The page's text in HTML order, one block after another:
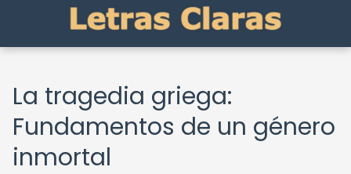
La tragedia griega:
Fundamentos de un género
inmortal